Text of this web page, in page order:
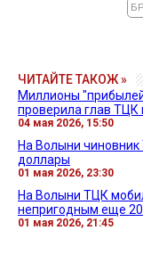
ЧИТАЙТЕ ТАКОЖ »
Миллионы
проверила глав ТЦК
04 мая 2026, 15:50
На Волыни
доллары
01 мая 2026, 23:30
На Волыни ТЦК
непригодным еще 20
01 мая 2026, 21:45